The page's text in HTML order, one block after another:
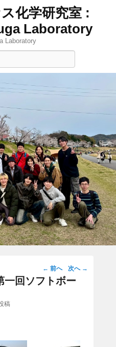
化学研究室 :
Laboratory
Laboratory
投
稿
← 前へ 次へ →
回ソフトボー
稿